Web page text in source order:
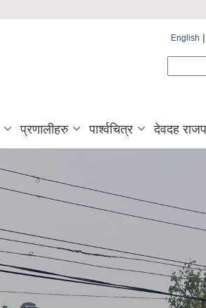
English
प्रणालीहरु पार्श्वचित्र देवदह